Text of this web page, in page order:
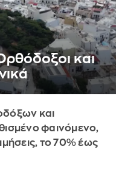
και
και
φαινόμενο,
το 70% έως